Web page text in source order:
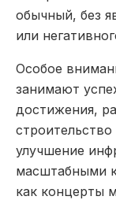
обычный, без
или
Особое
занимают
достижения,
улучшение
масштабными
как концерты